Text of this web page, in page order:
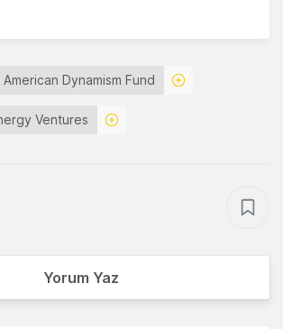
American Dynamism Fund
Ventures
Yorum Yaz